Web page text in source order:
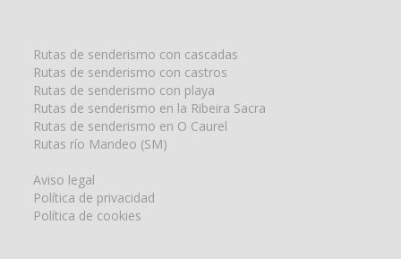
Rutas de senderismo con cascadas
Rutas de senderismo con castros
Rutas de senderismo con playa
Rutas de senderismo en la Ribeira Sacra
Rutas de senderismo en O Caurel
Rutas río Mandeo (SM)
Aviso legal
Política de privacidad
Política de cookies